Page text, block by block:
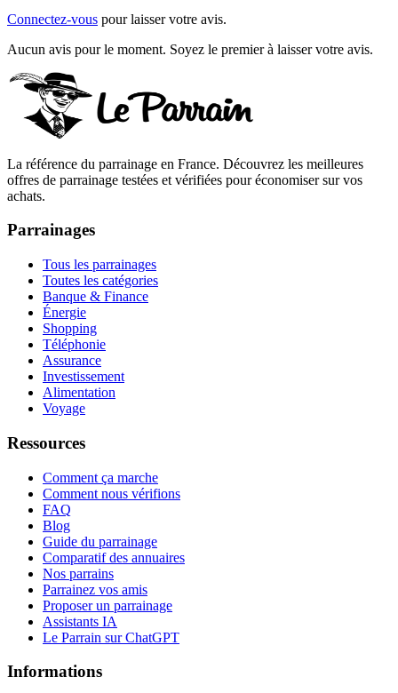
Connectez-vous pour laisser votre avis.
Aucun avis pour le moment. Soyez le premier à laisser votre avis.
La référence du parrainage en France. Découvrez les meilleures
offres de parrainage testées et vérifiées pour économiser sur vos
achats.
Parrainages
Tous les parrainages
Toutes les catégories
Banque & Finance
Énergie
Shopping
Téléphonie
Assurance
Investissement
Alimentation
Voyage
Ressources
Comment ça marche
Comment nous vérifions
FAQ
Blog
Guide du parrainage
Comparatif des annuaires
Nos parrains
Parrainez vos amis
Proposer un parrainage
Assistants IA
Le Parrain sur ChatGPT
Informations